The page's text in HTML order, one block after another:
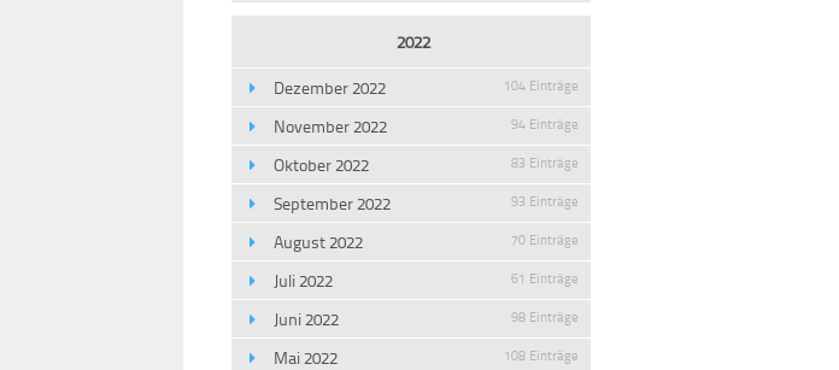
2022
Dezember 2022
104 Einträge
November 2022 94 Einträge
Oktober 2022 83 Einträge
September 2022 93 Einträge
August 2022 70 Einträge
Juli 2022 61 Einträge
Juni 2022 98 Einträge
Mai 2022 108 Einträge